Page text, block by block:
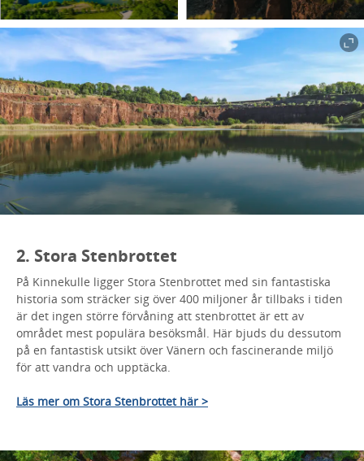
2. Stora Stenbrottet
På Kinnekulle ligger Stora Stenbrottet med sin fantastiska
historia som sträcker sig över 400 miljoner år tillbaks i tiden
är det ingen större förvåning att stenbrottet är ett av
området mest populära besöksmål. Här bjuds du dessutom
på en fantastisk utsikt över Vänern och fascinerande miljö
för att vandra och upptäcka.
Läs mer om Stora Stenbrottet här >